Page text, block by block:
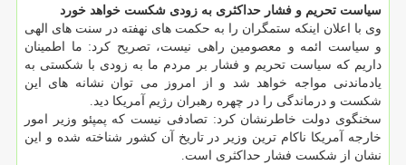
سیاست تحریم و فشار حداکثری به زودی شکست خواهد خورد
وی با اعلان اینکه ستمگران را به حکمت های نهفته در سنت های الهی
و سیاست ائمه و معصومین راهی نیست، تصریح کرد: ما اطمینان
داریم که سیاست تحریم و فشار بر مردم ما به زودی با شکستی به
یادماندنی مواجه خواهد شد و از امروز می توان نشانه های این
شکست و درماندگی را در چهره رهبران رژیم آمریکا دید.
سخنگوی دولت خاطرنشان کرد: تصادفی نیست که پمپئو وزیر امور
خارجه آمریکا ناکام ترین وزیر در تاریخ آن کشور شناخته شده و این
نشان از شکست فشار حداکثری است.